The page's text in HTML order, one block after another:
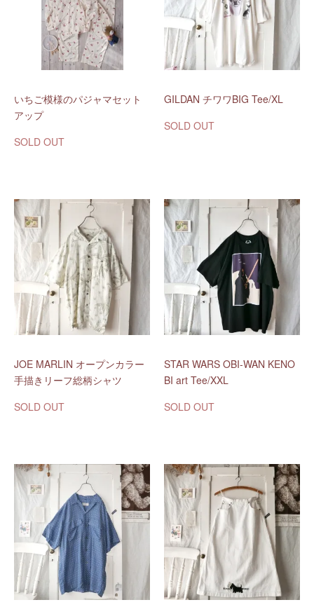
いちご模様のパジャマセット
アップ
SOLD OUT
GILDAN チワワBIG Tee/XL
SOLD OUT
JOE MARLIN オープンカラー
手描きリーフ総柄シャツ
SOLD OUT
STAR WARS OBI-WAN KENO
BI art Tee/XXL
SOLD OUT